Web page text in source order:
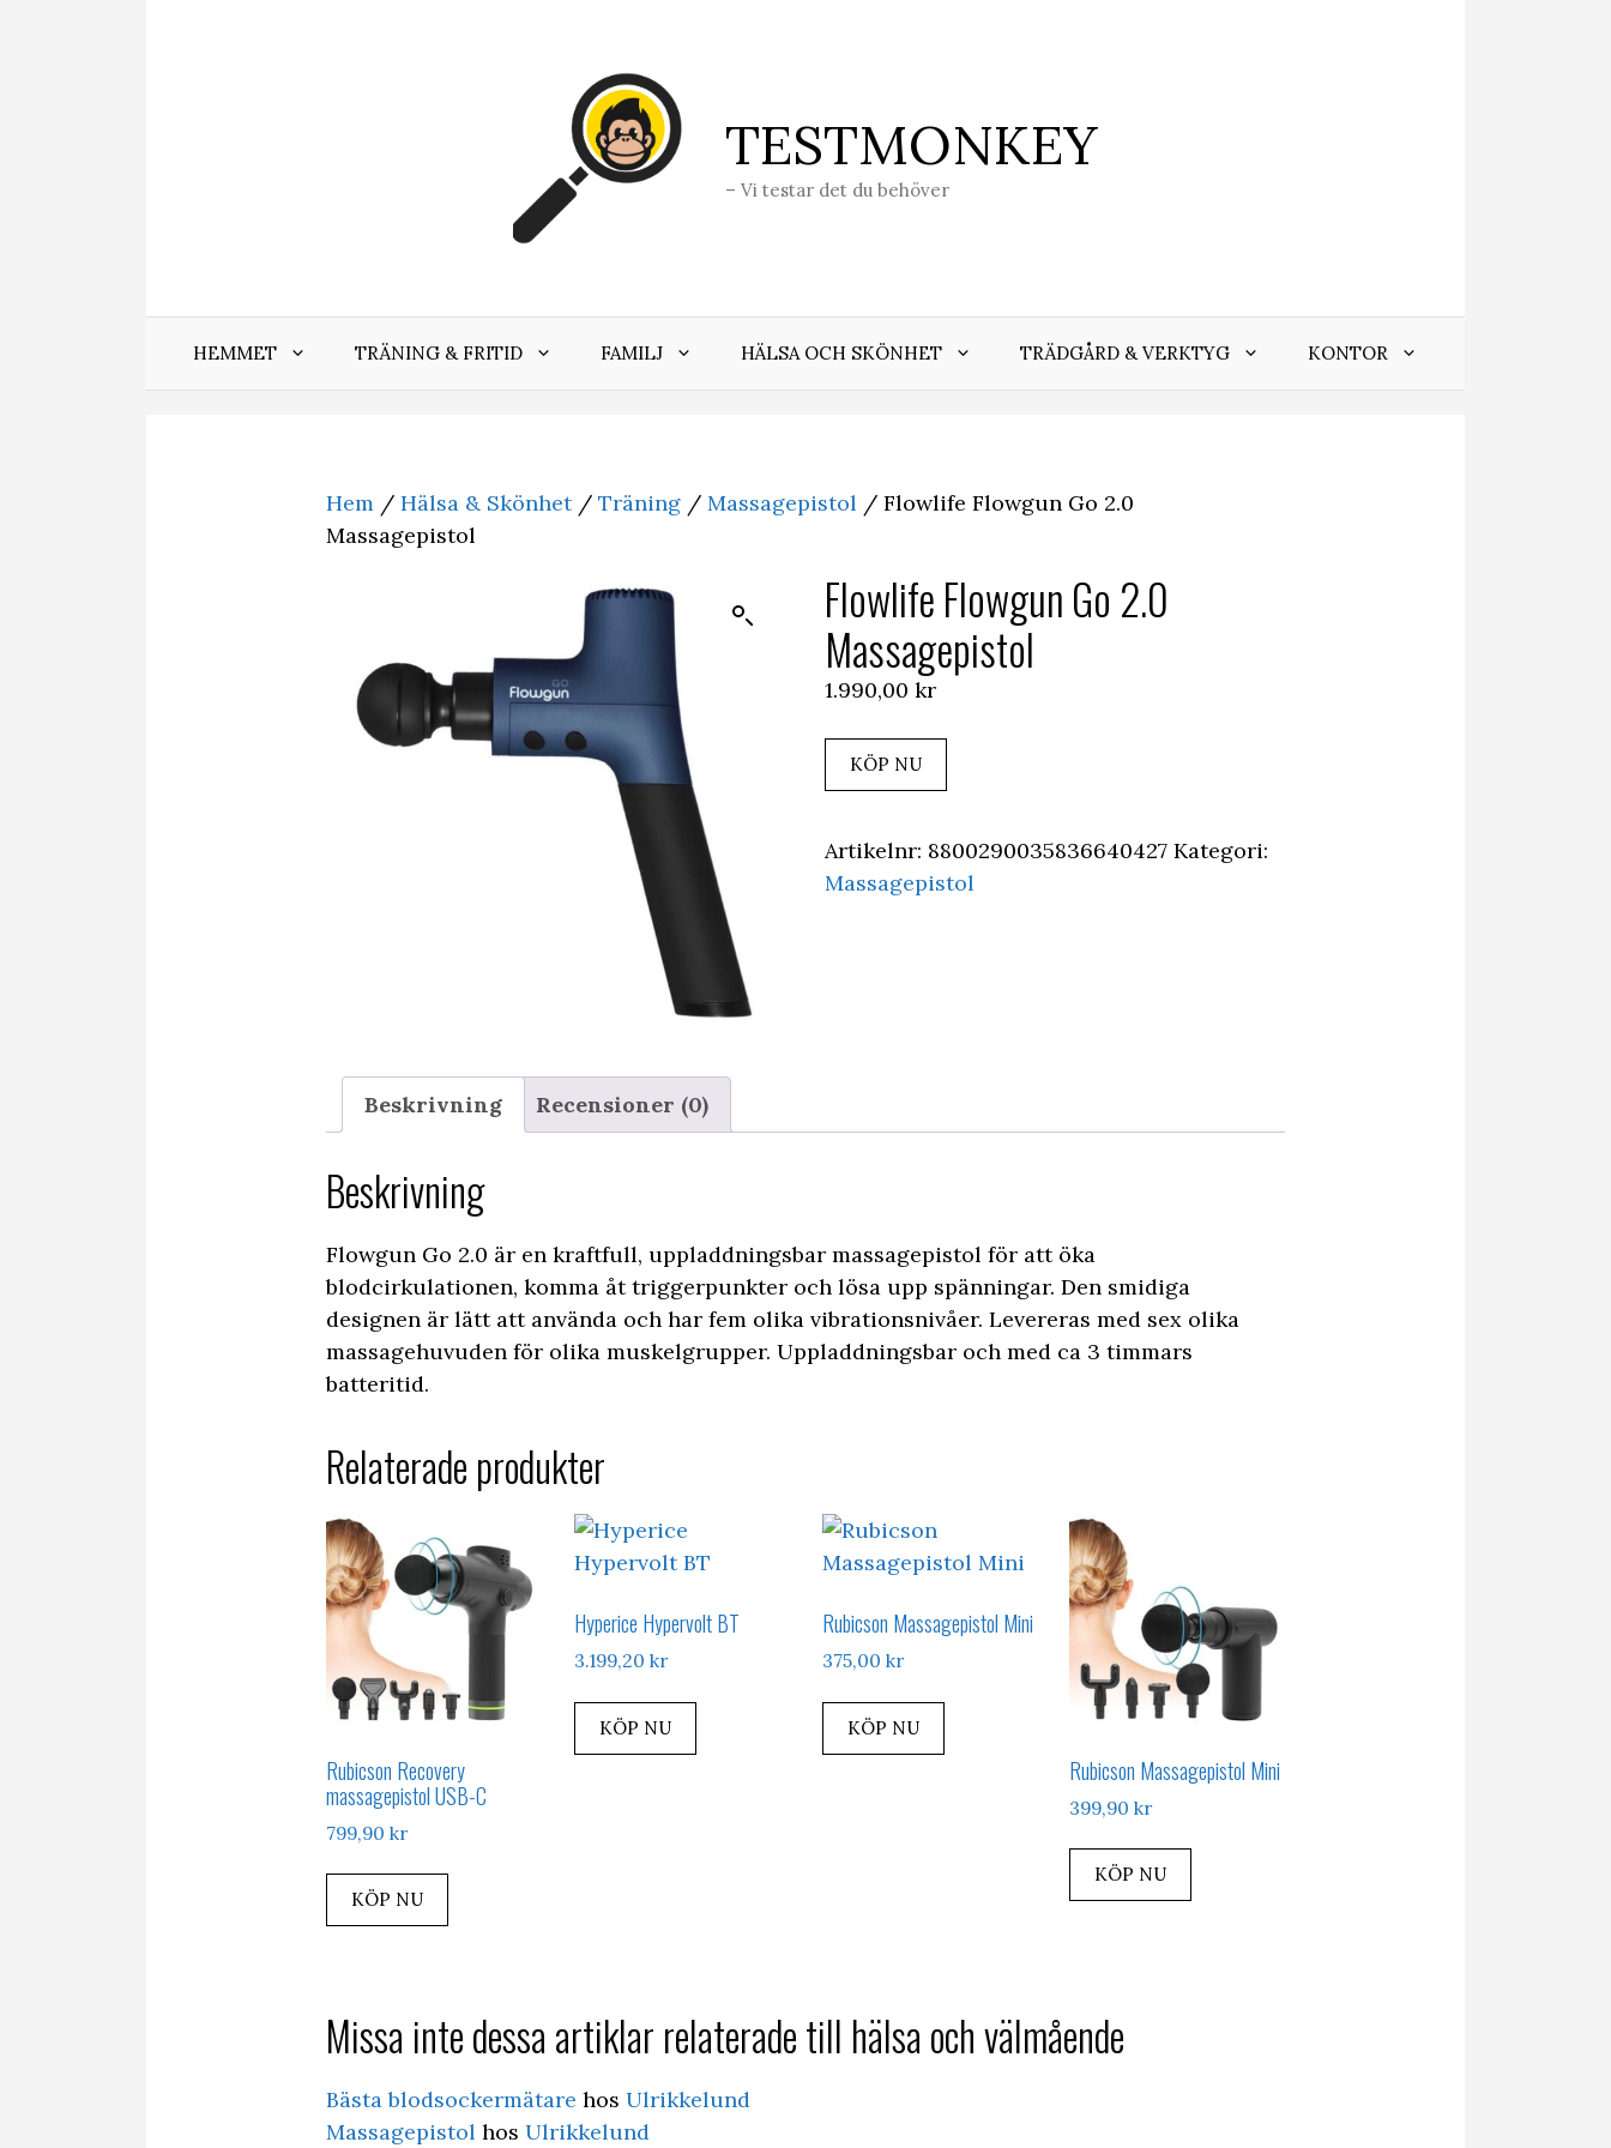
TESTMONKEY
– Vi testar det du behöver
HEMMET TRÄNING & FRITID FAMILJ HÄLSA OCH SKÖNHET TRÄDGÅRD & VERKTYG KONTOR
Hem / Hälsa & Skönhet/ Träning / Massagepistol / Flowlife Flowgun Go 2.0
Massagepistol
Flowlife Flowgun Go 2.0
Massagepistol
1.990,00 kr
KÖP NU
Artikelnr: 8800290035836640427 Kategori:
Massagepistol
Beskrivning Recensioner (0)
Beskrivning
Flowgun Go 2.0 är en kraftfull, uppladdningsbar massagepistol för att öka
blodcirkulationen, komma åt triggerpunkter och lösa upp spänningar. Den smidiga
designen är lätt att använda och har fem olika vibrationsnivåer. Levereras med sex olika
massagehuvuden för olika muskelgrupper. Uppladdningsbar och med ca 3 timmars
batteritid.
Relaterade produkter
Rubicson Recovery
massagepistol USB-C
799,90 kr
KÖP NU
Hyperice Hypervolt BT
3.199,20 kr
KÖP NU
Rubicson Massagepistol Mini
375,00 kr
KÖP NU
Rubicson Massagepistol Mini
399,90kr
KÖP NU
Missa inte dessa artiklar relaterade till hälsa och välmående
Bästa blodsockermätare hos Ulrikkelund
Massagepistol hos Ulrikkelund